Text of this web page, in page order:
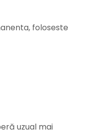
foloseste
uzual mai